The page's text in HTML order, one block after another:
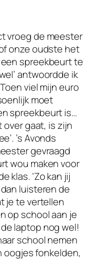
vroeg de meester
onze oudste het
spreekbeurt te
antwoordde ik
viel mijn euro
moet
spreekbeurt is…
gaat, is zijn
’s Avonds
gevraagd
wou maken voor
klas. ‘Zo kan jij
luisteren de
je te vertellen
op school aan je
laptop nog wel!
school nemen
oogjes fonkelden,